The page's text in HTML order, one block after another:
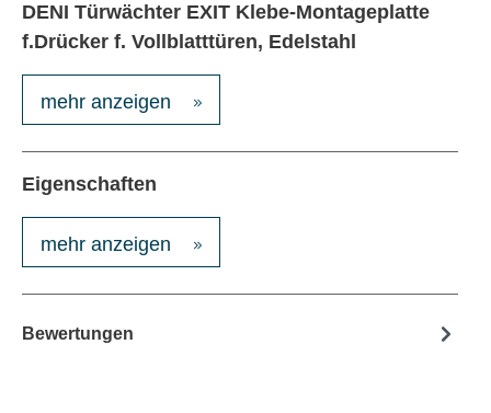
DENI Türwächter EXIT Klebe-Montageplatte
f.Drücker f. Vollblatttüren, Edelstahl
mehr anzeigen
Eigenschaften
mehr anzeigen
Bewertungen